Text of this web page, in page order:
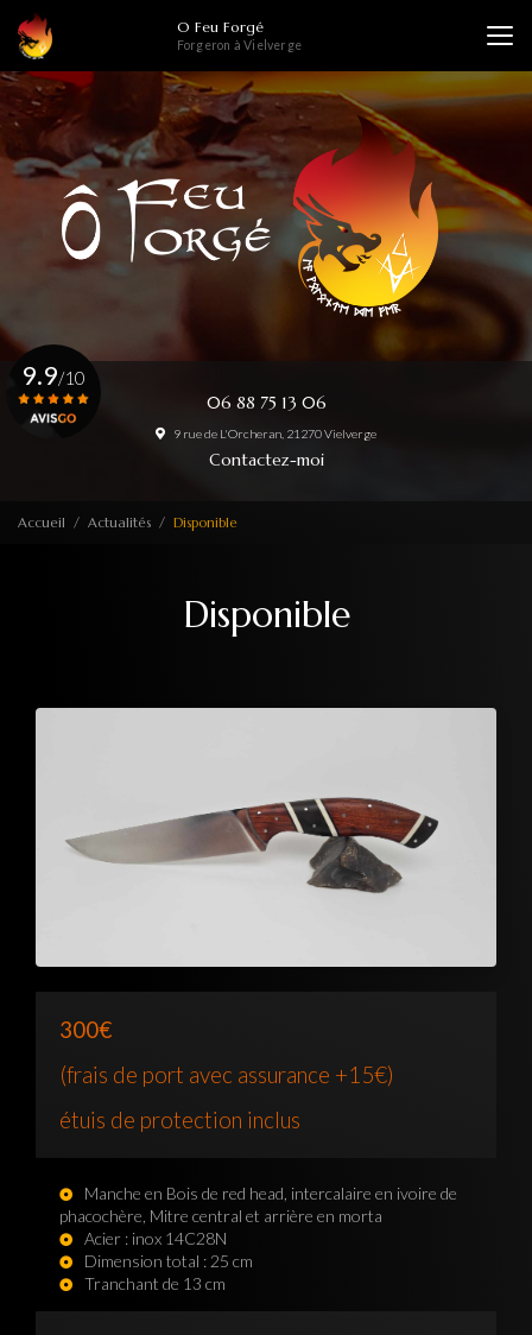
contenu
principal
O Feu Forgé
Forgeron à Vielverge
06 88 75 13 06
9 rue de L'Orcheran, 21270 Vielverge
Contactez-moi
9.9/10
Accueil Actualités Disponible
Disponible
300€
(frais de port avec assurance +15€)
étuis de protection inclus
Manche en Bois de red head, intercalaire en ivoire de
phacochère, Mitre central et arrière en morta
Acier : inox 14C28N
Dimension total : 25 cm
Tranchant de 13 cm